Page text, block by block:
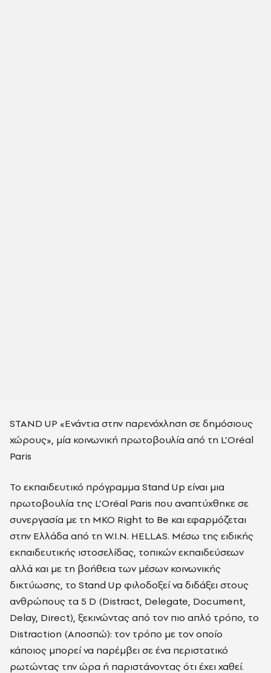
STAND UP «Ενάντια στην παρενόχληση σε δημόσιους
χώρους», μία κοινωνική πρωτοβουλία από τη L’Oréal
Paris
Το εκπαιδευτικό πρόγραμμα Stand Up είναι μια
πρωτοβουλία της L’Oréal Paris που αναπτύχθηκε σε
συνεργασία με τη MKO Right to Be και εφαρμόζεται
στην Ελλάδα από τη W.I.N. HELLAS. Μέσω της ειδικής
εκπαιδευτικής ιστοσελίδας, τοπικών εκπαιδεύσεων
αλλά και με τη βοήθεια των μέσων κοινωνικής
δικτύωσης, το Stand Up φιλοδοξεί να διδάξει στους
ανθρώπους τα 5 D (Distract, Delegate, Document,
Delay, Direct), ξεκινώντας από τον πιο απλό τρόπο, το
Distraction (Αποσπώ): τον τρόπο με τον οποίο
κάποιος μπορεί να παρέμβει σε ένα περιστατικό
ρωτώντας την ώρα ή παριστάνοντας ότι έχει χαθεί.